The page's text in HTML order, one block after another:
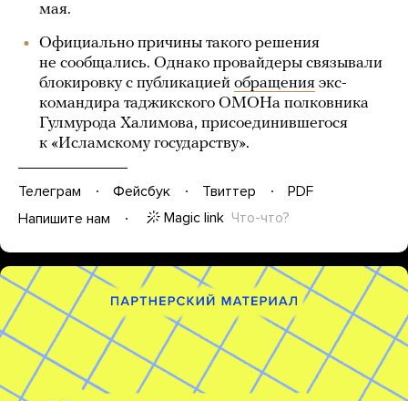
мая.
Официально причины такого решения
не сообщались. Однако провайдеры связывали
блокировку с публикацией обращения экс-
командира таджикского ОМОНа полковника
Гулмурода Халимова, присоединившегося
к «Исламскому государству».
Телеграм Фейсбук Твиттер
PDF
Напишите нам
Magic link Что-что?